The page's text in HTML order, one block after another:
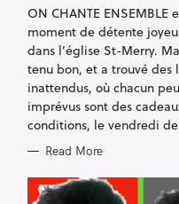
O
I
E
S
ON CHANTE ENSEMBLE
moment de détente
dans l’église St-Merry.
tenu bon, et a trouvé des
inattendus, où chacun
imprévus sont des
conditions, le vendredi de
Read More